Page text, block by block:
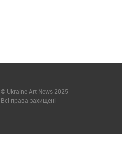
© Ukraine Art News 2025
Всі права захищені